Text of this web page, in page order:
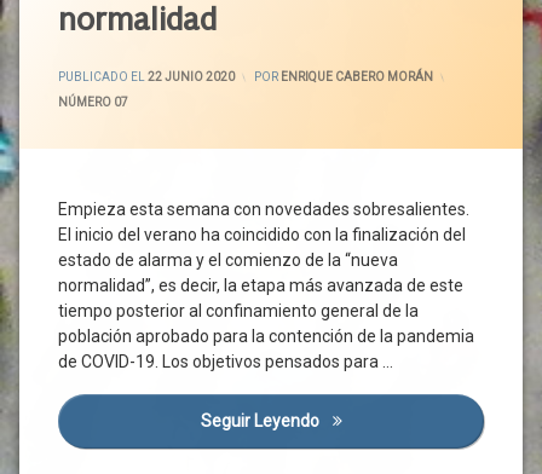
normalidad
PUBLICADO EL 22 JUNIO 2020
29 JUNIO 2020
POR ENRIQUE CABERO MORÁN
CATEGORÍAS:
NÚMERO 07
Empieza esta semana con novedades sobresalientes.
El inicio del verano ha coincidido con la finalización del
estado de alarma y el comienzo de la “nueva
normalidad”, es decir, la etapa más avanzada de este
tiempo posterior al confinamiento general de la
población aprobado para la contención de la pandemia
de COVID-19. Los objetivos pensados para …
Seguir Leyendo Pacto Por La Anhelada
Castilla
CCOO
CECALE
Confinamiento
Corporaciones
Locales
Covid-
19
Crisis
Diálogo